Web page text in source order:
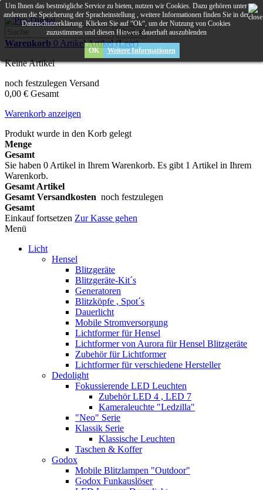
Suche
Warenkorb 0 ArtikelArtikel (Leer)
Keine Artikel
noch festzulegen Versand
0,00 € Gesamt
Warenkorb anzeigen
Produkt wurde in den Korb gelegt
Menge
Gesamt
Sie haben 0 Artikel in Ihrem Warenkorb. Es gibt 1 Artikel in Ihrem
Warenkorb.
Gesamt Artikel
Gesamt Versandkosten noch festzulegen
Gesamt
Einkauf fortsetzen Zur Kasse gehen
Menü
Licht
Hensel
Blitzgeräte
Blitzgeräte-Kit´s
Generatoren
Blitzköpfe , Spot´s
Dauerlicht
Mobile Stromversorgung
Lichtformer für Hensel
Lichtformer von Aurora für Hensel Blitzgeräte
Zubehör für Lichtformer
Lichtformer für verschiedene Hersteller
Dedolight
Fokussierende LED Leuchten
Zubehör LED 4 , LED 7
Kameraleuchte "Ledzilla"
"Neo" Serie
Klassik Serie
Klassische Leuchten
Taschen & Koffer
Godox
Mobile Blitzlampen "Outdoor"
Godox Funkauslöser
Um Ihnen das bestmögliche Service zu bieten, nutzen wir Cookies. Dazu gehören unter
anderem die Speicherung der Spracheinstellung , weitere Informationen finden Sie in der
Datenschutzerklärung. Klicken Sie auf “Ok“, um der Nutzung von Cookies
zuzustimmen und diesen Hinweis dauerhaft auszublenden
OK Weitere Informationen